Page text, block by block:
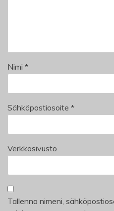
Nimi *
Sähköpostiosoite *
Verkkosivusto
Tallenna nimeni,